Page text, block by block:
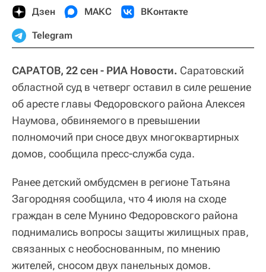
Дзен МАКС ВКонтакте
Telegram
САРАТОВ, 22 сен - РИА Новости. Саратовский
областной суд в четверг оставил в силе решение
об аресте главы Федоровского района Алексея
Наумова, обвиняемого в превышении
полномочий при сносе двух многоквартирных
домов, сообщила пресс-служба суда.
Ранее детский омбудсмен в регионе Татьяна
Загородняя сообщила, что 4 июля на сходе
граждан в селе Мунино Федоровского района
поднимались вопросы защиты жилищных прав,
связанных с необоснованным, по мнению
жителей, сносом двух панельных домов.